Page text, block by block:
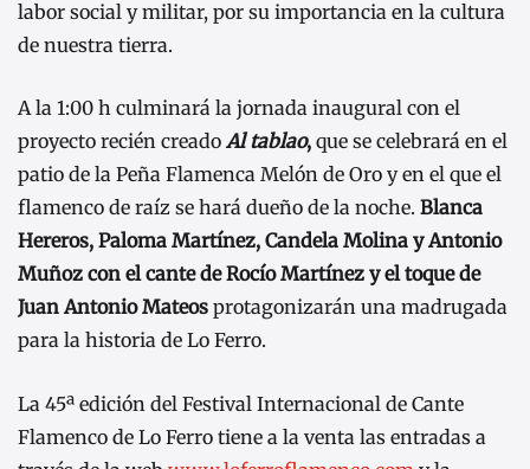
labor social y militar, por su importancia en la cultura
de nuestra tierra.
A la 1:00 h culminará la jornada inaugural con el
proyecto recién creado Al tablao, que se celebrará en el
patio de la Peña Flamenca Melón de Oro y en el que el
flamenco de raíz se hará dueño de la noche. Blanca
Hereros, Paloma Martínez, Candela Molina y Antonio
Muñoz con el cante de Rocío Martínez y el toque de
Juan Antonio Mateos protagonizarán una madrugada
para la historia de Lo Ferro.
La 45ª edición del Festival Internacional de Cante
Flamenco de Lo Ferro tiene a la venta las entradas a